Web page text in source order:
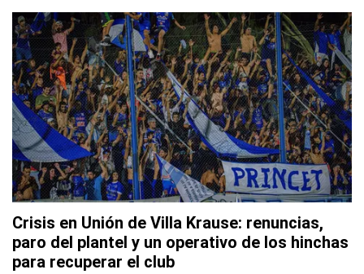
Crisis en Unión de Villa Krause: renuncias,
paro del plantel y un operativo de los hinchas
para recuperar el club